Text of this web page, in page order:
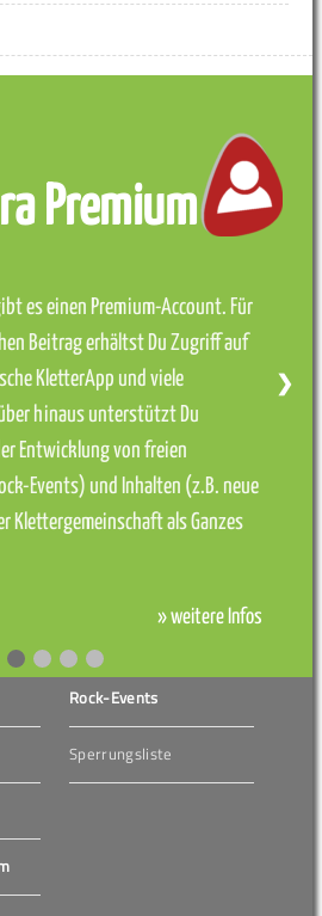
Premium
es einen Premium-Account. Für
Beitrag erhältst Du Zugriff auf
KletterApp und viele
hinaus unterstützt Du
Entwicklung von freien
Events) und Inhalten (z.B. neue
Klettergemeinschaft als Ganzes
» weitere Infos
❯
Rock-Events
Sperrungsliste